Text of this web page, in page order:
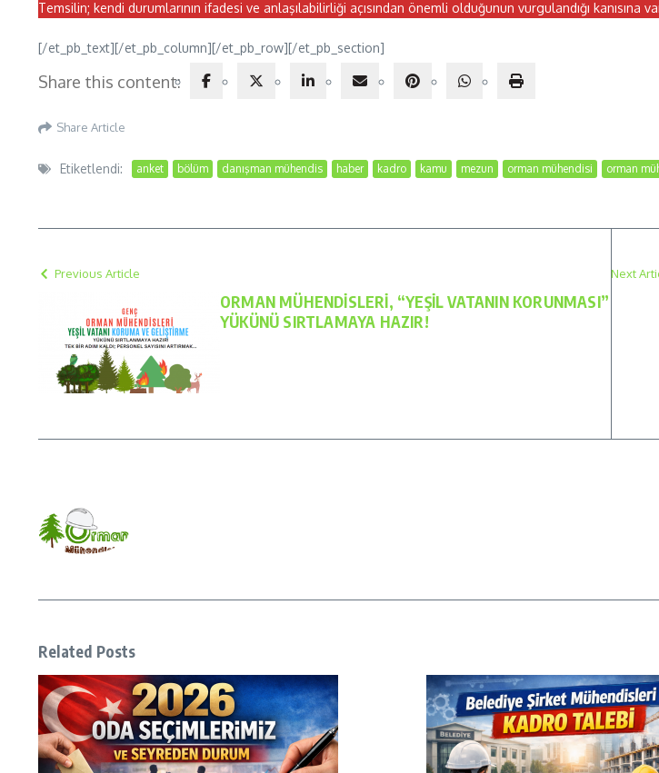
Temsilin; kendi durumlarının ifadesi ve anlaşılabilirliği açısından önemli olduğunun vurgulandığı kanısına
[/et_pb_text][/et_pb_column][/et_pb_row][/et_pb_section]
Share this content:
Share Article
Etiketlendi: anket bölüm danışman mühendis haber kadro kamu mezun orman mühendisi orman
Previous Article
ORMAN MÜHENDİSLERİ, “YEŞİL VATANIN KORUNMASI”
YÜKÜNÜ SIRTLAMAYA HAZIR!
Next
Related Posts